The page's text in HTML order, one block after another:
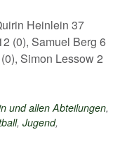
Heinlein 37
(0), Samuel Berg 6
Simon Lessow 2
und allen Abteilungen,
, Jugend,